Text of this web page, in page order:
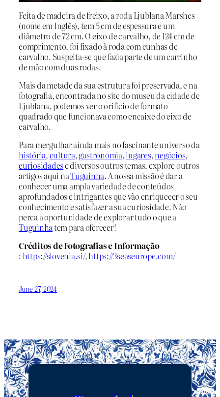
Feita de madeira de freixo, a roda Ljublana Marshes
(nome em Inglês), tem 5 cm de espessura e um
diâmetro de 72 cm. O eixo de carvalho, de 124 cm de
comprimento, foi fixado à roda com cunhas de
carvalho. Suspeita-se que fazia parte de um carrinho
de mão com duas rodas.
Mais da metade da sua estrutura foi preservada, e na
fotografia, encontrada no site do museu da cidade de
Ljublana, podemos ver o orifício de formato
quadrado que funcionava como encaixe do eixo de
carvalho.
Para mergulhar ainda mais no fascinante universo da
história,cultura,gastronomia,lugares,negócios,
curiosidadese diversos outros temas, explore outros
artigos aqui naTuguinha. A nossa missão é dar a
conhecer uma ampla variedade de conteúdos
aprofundados e intrigantes que vão enriquecer o seu
conhecimento e satisfazer a sua curiosidade. Não
perca a oportunidade de explorar tudo o que a
Tuguinhatem para oferecer!
Créditos de Fotografias e Informação
:https://slovenia.si/,https://3seaseurope.com/
June 27, 2024